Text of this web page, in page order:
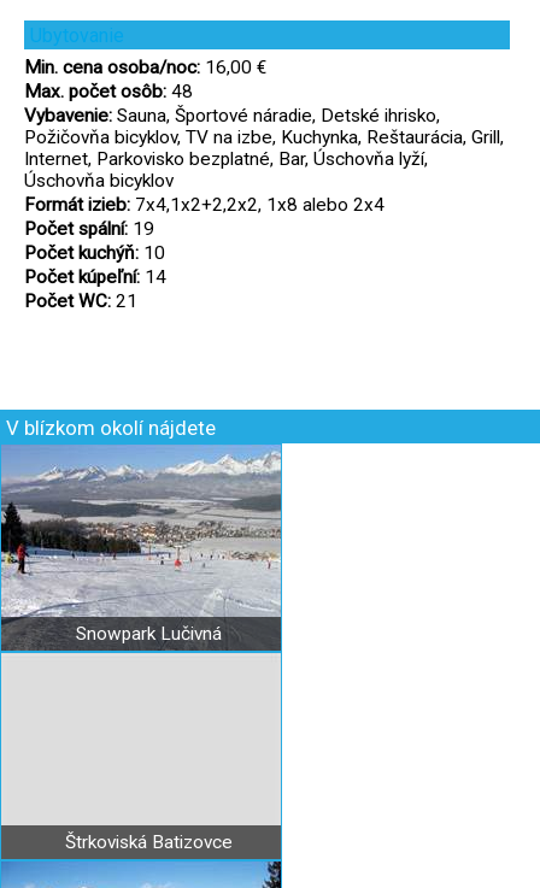
Ubytovanie
Min. cena osoba/noc: 16,00 €
Max. počet osôb: 48
Vybavenie: Sauna, Športové náradie, Detské ihrisko,
Požičovňa bicyklov, TV na izbe, Kuchynka, Reštaurácia, Grill,
Internet, Parkovisko bezplatné, Bar, Úschovňa lyží,
Úschovňa bicyklov
Formát izieb: 7x4,1x2+2,2x2, 1x8 alebo 2x4
Počet spální: 19
Počet kuchýň: 10
Počet kúpeľní: 14
Počet WC: 21
V blízkom okolí nájdete
Snowpark Lučivná
Štrkoviská Batizovce